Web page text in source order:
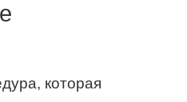
которая